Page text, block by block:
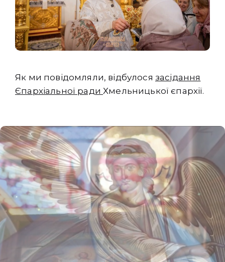
Як ми повідомляли, відбулося засідання
Єпархіальної ради Хмельницької єпархії.